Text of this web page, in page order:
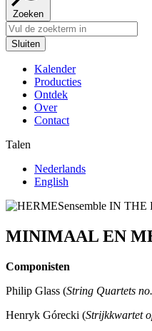
Zoeken
Sluiten
Kalender
Producties
Ontdek
Over
Contact
Talen
Nederlands
English
MINIMAAL EN
Componisten
Philip Glass (String Quartets
Henryk Górecki (Strijkkwartet